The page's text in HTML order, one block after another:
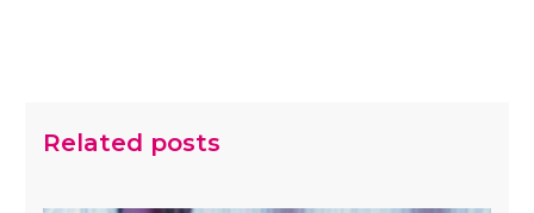
Related posts